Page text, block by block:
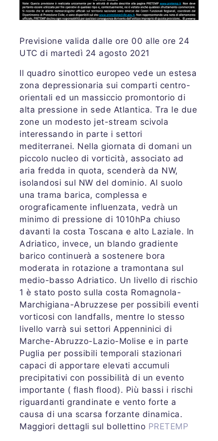
Previsione valida dalle ore 00 alle ore 24
UTC di martedì 24 agosto 2021
Il quadro sinottico europeo vede un estesa
zona depressionaria sui comparti centro-
orientali ed un massiccio promontorio di
alta pressione in sede Atlantica. Tra le due
zone un modesto jet-stream scivola
interessando in parte i settori
mediterranei. Nella giornata di domani un
piccolo nucleo di vorticità, associato ad
aria fredda in quota, scenderà da NW,
isolandosi sul NW del dominio. Al suolo
una trama barica, complessa e
orograficamente influenzata, vedrà un
minimo di pressione di 1010hPa chiuso
davanti la costa Toscana e alto Laziale. In
Adriatico, invece, un blando gradiente
barico continuerà a sostenere bora
moderata in rotazione a tramontana sul
medio-basso Adriatico. Un livello di rischio
1 è stato posto sulla costa Romagnola-
Marchigiana-Abruzzese per possibili eventi
vorticosi con landfalls, mentre lo stesso
livello varrà sui settori Appenninici di
Marche-Abruzzo-Lazio-Molise e in parte
Puglia per possibili temporali stazionari
capaci di apportare elevati accumuli
precipitativi con possibilità di un evento
importante ( flash flood). Più bassi i rischi
riguardanti grandinate e vento forte a
causa di una scarsa forzante dinamica.
Maggiori dettagli sul bollettino PRETEMP